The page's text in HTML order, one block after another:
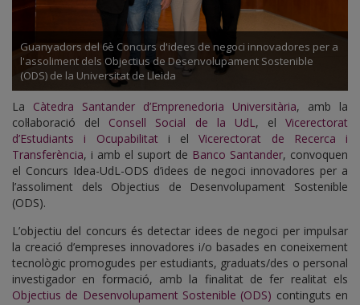
Guanyadors del 6è Concurs d'idees de negoci innovadores per a
l'assoliment dels Objectius de Desenvolupament Sostenible
(ODS) de la Universitat de Lleida
La Càtedra Santander d’Emprenedoria Universitària, amb la
col·laboració del Consell Social de la UdL, el Vicerectorat
d’Estudiants i Ocupabilitati elVicerectorat de Recerca i
Transferència, i amb el suport de Banco Santander, convoquen
el Concurs Idea-UdL-ODS d’idees de negoci innovadores per a
l’assoliment dels Objectius de Desenvolupament Sostenible
(ODS).
L’objectiu del concurs és detectar idees de negoci per impulsar
la creació d’empreses innovadores i/o basades en coneixement
tecnològic promogudes per estudiants, graduats/des o personal
investigador en formació, amb la finalitat de fer realitat els
Objectius de Desenvolupament Sostenible (ODS) continguts en